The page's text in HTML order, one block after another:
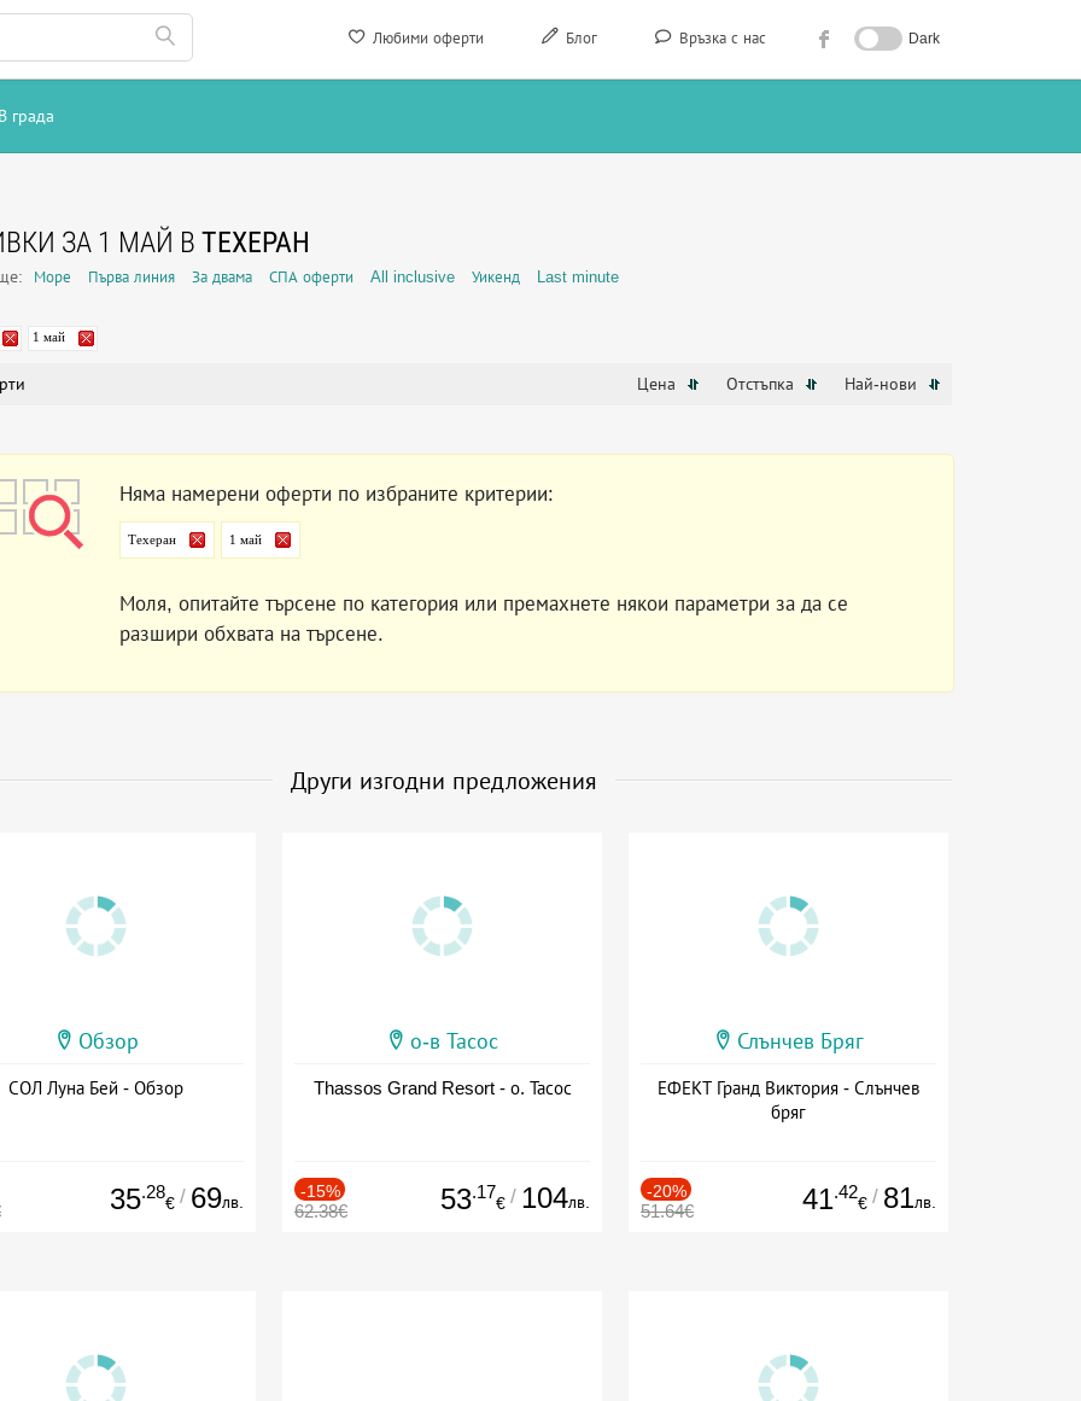
Любими оферти Блог Връзка с нас Dark
В града
ЗА 1 МАЙ В ТЕХЕРАН
Море Първа линия За двама СПА оферти All inclusive Уикенд Last minute
1 май
Цена Отстъпка Най-нови
Няма намерени оферти по избраните критерии:
Техеран 1 май
Моля, опитайте търсене по категория или премахнете някои параметри за да се
разшири обхвата на търсене.
Други изгодни предложения
Обзор
СОЛ Луна Бей - Обзор
35.28
€ / 69лв.
о-в Тасос
Thassos Grand Resort - о. Тасос
-15%
62.38€ 53.17
€ / 104лв.
Слънчев Бряг
ЕФЕКТ Гранд Виктория - Слънчев
бряг
-20%
51.64€ 41.42
€ / 81лв.